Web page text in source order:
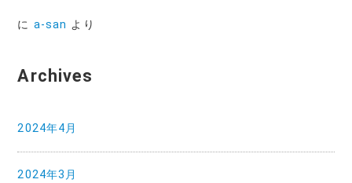
に a-san より
Archives
2024年4月
2024年3月